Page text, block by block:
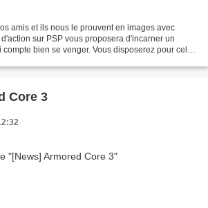
amis et ils nous le prouvent en images avec
sur PSP vous proposera d'incarner un
bien se venger. Vous disposerez pour cela
Core 3